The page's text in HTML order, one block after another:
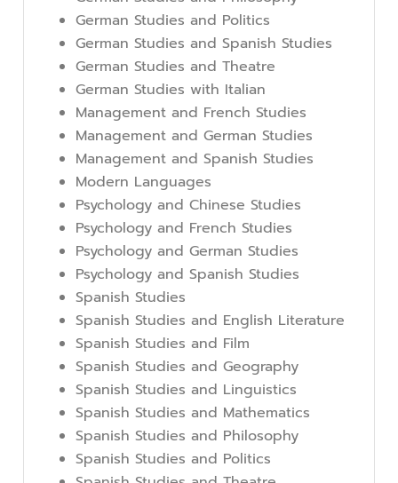
German Studies and Politics
German Studies and Spanish Studies
German Studies and Theatre
German Studies with Italian
Management and French Studies
Management and German Studies
Management and Spanish Studies
Modern Languages
Psychology and Chinese Studies
Psychology and French Studies
Psychology and German Studies
Psychology and Spanish Studies
Spanish Studies
Spanish Studies and English Literature
Spanish Studies and Film
Spanish Studies and Geography
Spanish Studies and Linguistics
Spanish Studies and Mathematics
Spanish Studies and Philosophy
Spanish Studies and Politics